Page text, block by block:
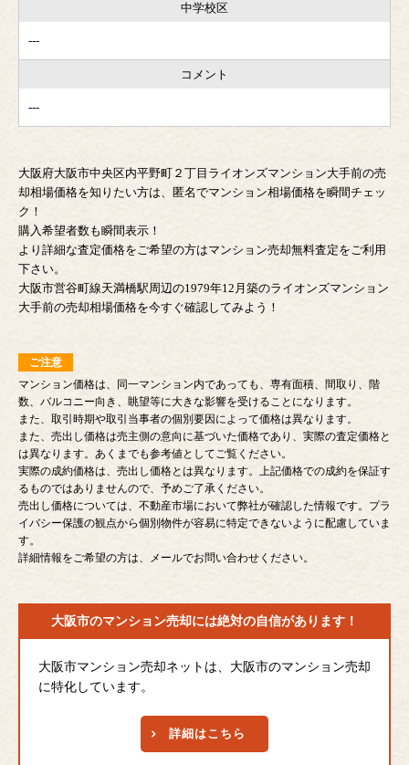
中学校区
---
コメント
---
大阪府大阪市中央区内平野町２丁目ライオンズマンション大手前の売
却相場価格を知りたい方は、匿名でマンション相場価格を瞬間チェッ
ク！
購入希望者数も瞬間表示！
より詳細な査定価格をご希望の方はマンション売却無料査定をご利用
下さい。
大阪市営谷町線天満橋駅周辺の1979年12月築のライオンズマンション
大手前の売却相場価格を今すぐ確認してみよう！
ご注意
マンション価格は、同一マンション内であっても、専有面積、間取り、階
数、バルコニー向き、眺望等に大きな影響を受けることになります。
また、取引時期や取引当事者の個別要因によって価格は異なります。
また、売出し価格は売主側の意向に基づいた価格であり、実際の査定価格と
は異なります。あくまでも参考値としてご覧ください。
実際の成約価格は、売出し価格とは異なります。上記価格での成約を保証す
るものではありませんので、予めご了承ください。
売出し価格については、不動産市場において弊社が確認した情報です。プラ
イバシー保護の観点から個別物件が容易に特定できないように配慮していま
す。
詳細情報をご希望の方は、メールでお問い合わせください。
大阪市のマンション売却には絶対の自信があります！
大阪市マンション売却ネットは、大阪市のマンション売却
に特化しています。
詳細はこちら